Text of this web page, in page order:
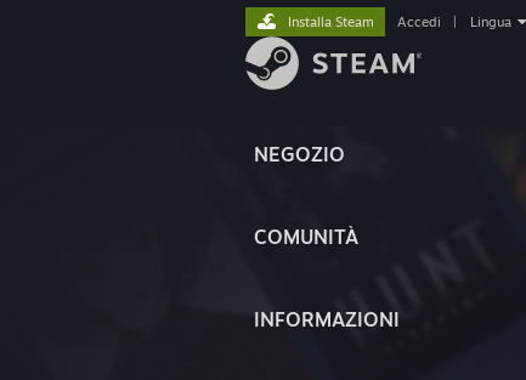
NEGOZIO
COMUNITÀ
INFORMAZIONI
Installa Steam Accedi Lingua